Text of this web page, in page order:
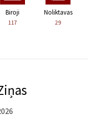
Biroji
117
Noliktavas
29